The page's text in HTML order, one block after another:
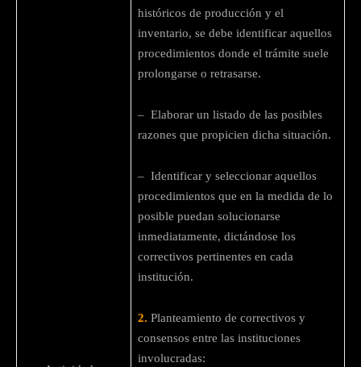
históricos de producción y el
inventario, se debe identificar aquellos
procedimientos donde el trámite suele
prolongarse o retrasarse.
– Elaborar un listado de las posibles
razones que propicien dicha situación.
– Identificar y seleccionar aquellos
procedimientos que en la medida de lo
posible puedan solucionarse
inmediatamente, dictándose los
correctivos pertinentes en cada
institución.
2. Planteamiento de correctivos y
consensos entre las instituciones
involucradas: